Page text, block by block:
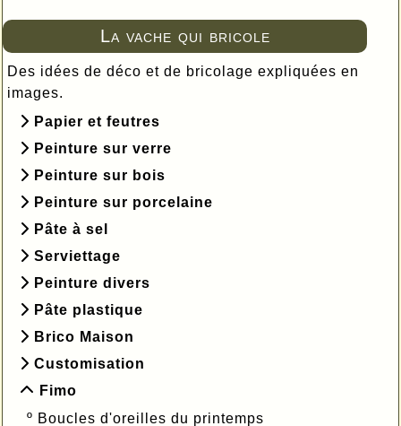
La vache qui bricole
Des idées de déco et de bricolage expliquées en
images.
Papier et feutres
Peinture sur verre
Peinture sur bois
Peinture sur porcelaine
Pâte à sel
Serviettage
Peinture divers
Pâte plastique
Brico Maison
Customisation
Fimo
º Boucles d'oreilles du printemps